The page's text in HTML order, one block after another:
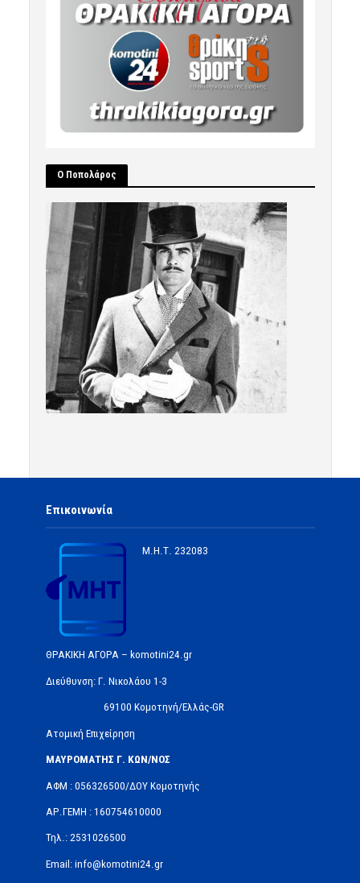
Ο Ποπολάρος
Επικοινωνία
Μ.Η.Τ. 232083
ΘΡΑΚΙΚΗ ΑΓΟΡΑ – komotini24.gr
Διεύθυνση: Γ. Νικολάου 1-3
69100 Κομοτηνή/Ελλάς-GR
Ατομική Επιχείρηση
ΜΑΥΡΟΜΑΤΗΣ Γ. ΚΩΝ/ΝΟΣ
ΑΦΜ : 056326500/ΔOΥ Κομοτηνής
ΑΡ.ΓΕΜΗ : 160754610000
Τηλ.: 2531026500
Email: info@komotini24.gr